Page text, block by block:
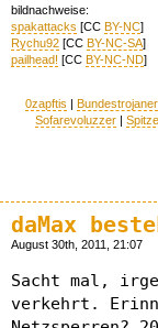
bildnachweise:
spakattacks [CC BY-NC]
Rychu92 [CC BY-NC-SA]
pailhead! [CC BY-NC-ND]
0zapftis | Bundestrojaner
Sofarevoluzzer |
daMax
August 30th, 2011, 21:07
Sacht mal,
verkehrt.